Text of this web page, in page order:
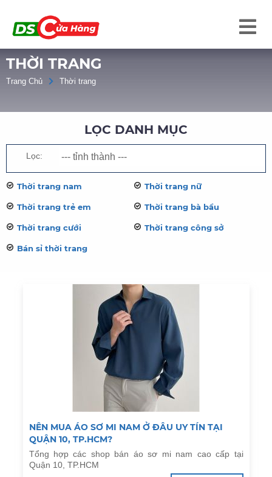
THỜI TRANG
Trang Chủ Thời trang
LỌC DANH MỤC
Lọc:
Thời trang nam Thời trang nữ
Thời trang trẻ em Thời trang bà bầu
Thời trang cưới Thời trang công sở
Bán sỉ thời trang
NÊN MUA ÁO SƠ MI NAM Ở ĐÂU UY TÍN TẠI
QUẬN 10, TP.HCM?
Tổng hợp các shop bán áo sơ mi nam cao cấp tại
Quận 10, TP.HCM